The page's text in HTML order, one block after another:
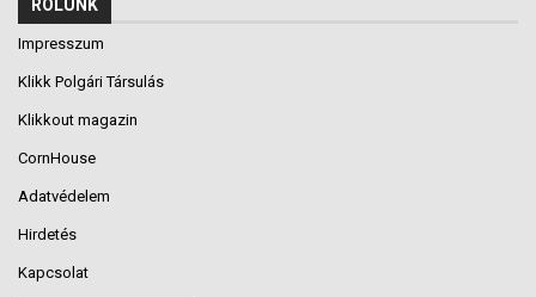
RÓLUNK
Impresszum
Klikk Polgári Társulás
Klikkout magazin
CornHouse
Adatvédelem
Hirdetés
Kapcsolat